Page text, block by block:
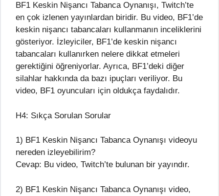
BF1 Keskin Nişancı Tabanca Oynanışı, Twitch’te
en çok izlenen yayınlardan biridir. Bu video, BF1’de
keskin nişancı tabancaları kullanmanın inceliklerini
gösteriyor. İzleyiciler, BF1’de keskin nişancı
tabancaları kullanırken nelere dikkat etmeleri
gerektiğini öğreniyorlar. Ayrıca, BF1’deki diğer
silahlar hakkında da bazı ipuçları veriliyor. Bu
video, BF1 oyuncuları için oldukça faydalıdır.
H4: Sıkça Sorulan Sorular
1) BF1 Keskin Nişancı Tabanca Oynanışı videoyu
nereden izleyebilirim?
Cevap: Bu video, Twitch’te bulunan bir yayındır.
2) BF1 Keskin Nişancı Tabanca Oynanışı video,